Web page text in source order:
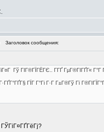
Заголовок сообщения:
Гў ГІГ®ГЇГЁГЄ.. Г­ГҐ ГµГ®ГІГҐГ« Г°Г
ГЇГ Г°Гі Г·Г Г±Г®Гў Гї